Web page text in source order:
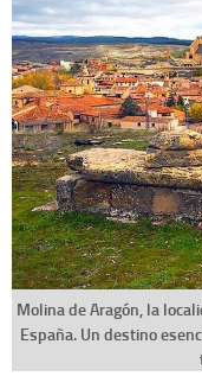
Molina de Aragón, la
España. Un destino